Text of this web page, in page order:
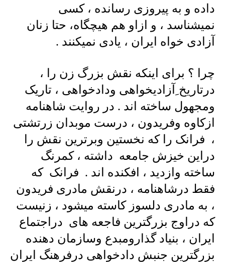
داده و به پیروزی رسانده ، کسی
نمیشناسد ، و ازاو هم هیچگاه، حتا زنان
آزادی خواه ایران ، یادی نمیکنند .
چرا ؟ برای اینکه نقش بزرگ زن را ،
درتاریخ ِآزادیخواهی ودادخواهی ، تاریک
ومجهول ساخته اند . در روایت شاهنامه
ازکاوه وفریدون ، درست موبدان زرتشتی
، فرانک را که نخستین وبرترین نقش را
دراین خیزش جامعه داشته ، کمرنگ
ساخته وازدید ، افکنده اند . فرانک که
فقط درشاهنامه ، درنقش مادری فریدون
، به مادری دلسوز کاسته میشود ، زنیست
که دراوج بزرگترین فاجعه های دراجتماع
ایران ، بنیاد گذارومبدع وسازمان دهنده
بزرگترین جنبش دادخواهی درفرهنگ ایران